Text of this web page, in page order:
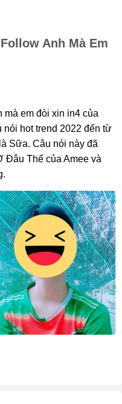
Anh Mà Em
mà em đòi xin in4 của
nói hot trend 2022 đến từ
Sữa. Câu nói này đã
Đâu Thế của Amee và